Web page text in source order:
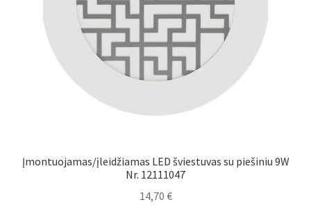
Įmontuojamas/įleidžiamas LED šviestuvas su piešiniu 9W
Nr. 12111047
14,70 €